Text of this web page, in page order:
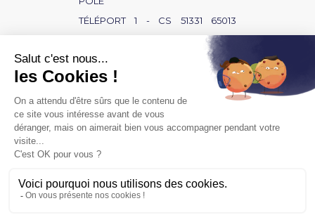
TÉLÉPORT 1 - CS 51331 65013
BAISSE D'AUDITION ?
SOURD OU MALENTENDANT ?
POLITIQUE DE CONFIDENTIALITÉ